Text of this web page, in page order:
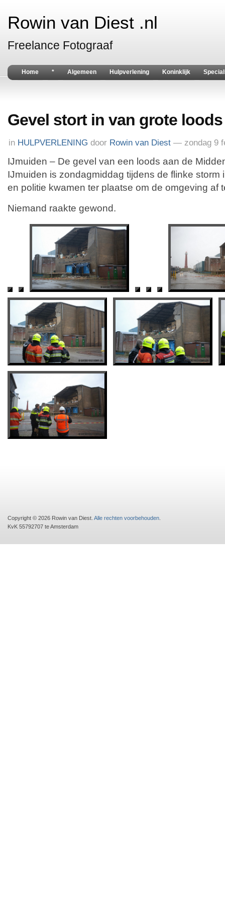
Rowin van Diest .nl
Freelance Fotograaf
Home * Algemeen Hulpverlening Koninklijk
Gevel stort in van grote
in HULPVERLENING door Rowin van Diest — zondag 9
IJmuiden – De gevel van een loods aan de
IJmuiden is zondagmiddag tijdens de flinke storm
en politie kwamen ter plaatse om de omgeving af
Niemand raakte gewond.
Copyright © 2026 Rowin van Diest. Alle rechten voorbehouden
KvK 55792707 te Amsterdam